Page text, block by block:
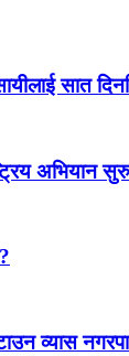
सात
अभियान सुरु
व्यास